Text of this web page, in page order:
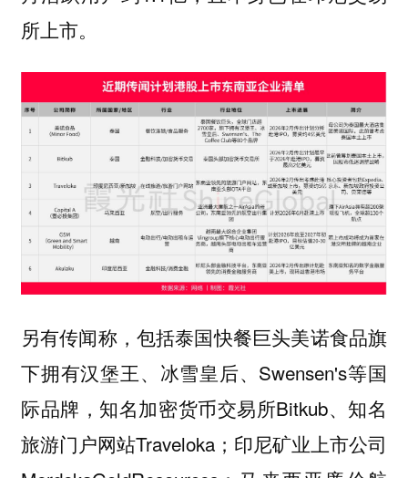
所上市。
另有传闻称，包括泰国快餐巨头美诺食品旗
下拥有汉堡王、冰雪皇后、Swensen's等国
际品牌，知名加密货币交易所Bitkub、知名
旅游门户网站Traveloka；印尼矿业上市公司